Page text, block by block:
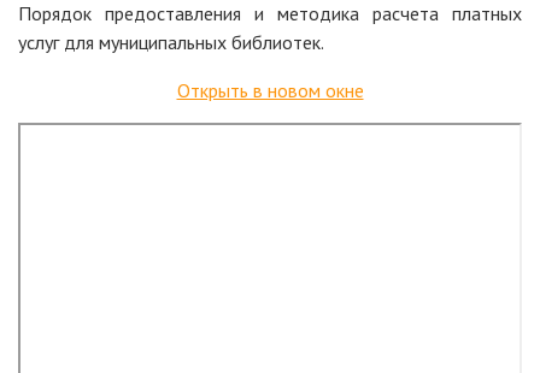
Порядок предоставления и методика расчета платных
услуг для муниципальных библиотек.
Открыть в новом окне